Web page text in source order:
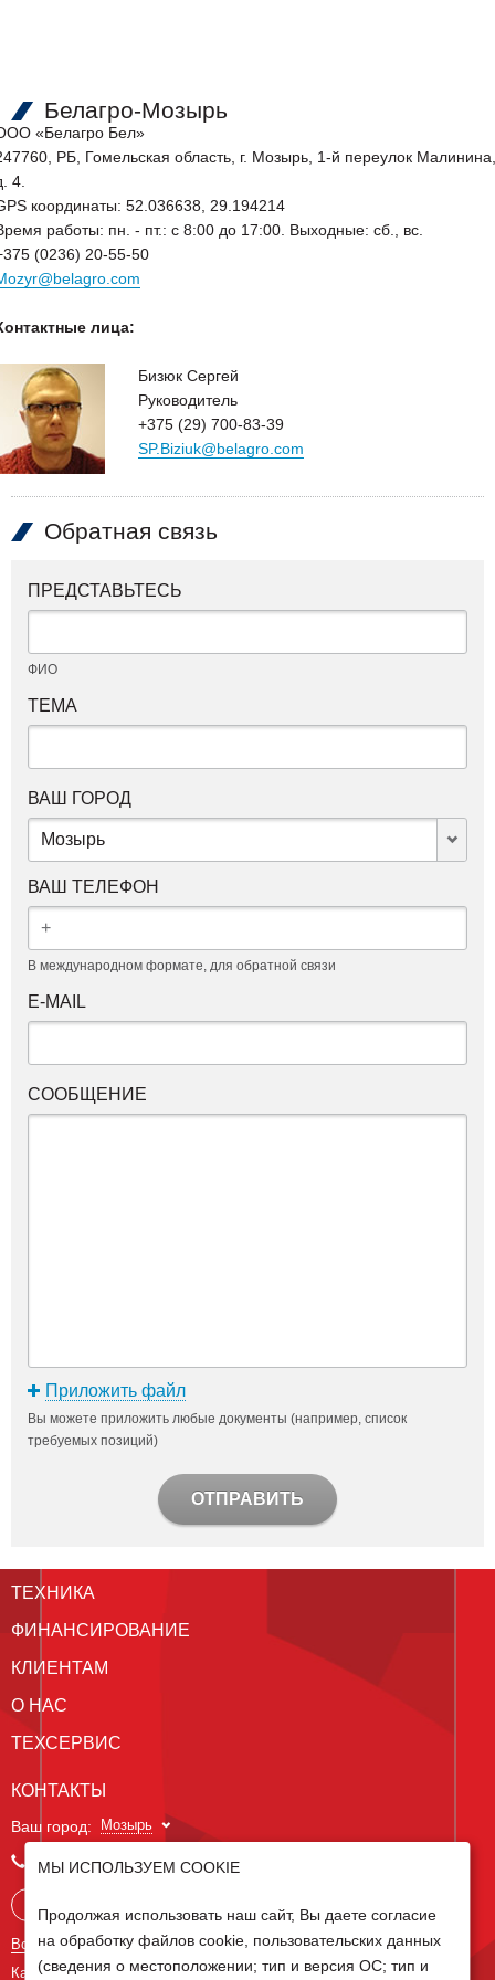
Белагро-Мозырь
«Белагро Бел»
РБ, Гомельская область, г. Мозырь, 1-й переулок Малинина,
4.
координаты: 52.036638, 29.194214
работы: пн. - пт.: с 8:00 до 17:00. Выходные: сб., вс.
(0236) 20-55-50
лица:
Бизюк Сергей
Руководитель
+375 (29) 700-83-39
SP.Biziuk@belagro.com
Обратная связь
ПРЕДСТАВЬТЕСЬ
ФИО
ТЕМА
ВАШ ГОРОД
Мозырь
ВАШ ТЕЛЕФОН
В международном формате, для обратной связи
E-MAIL
СООБЩЕНИЕ
Приложить файл
Вы можете приложить любые документы (например, список
требуемых позиций)
ОТПРАВИТЬ
ТЕХНИКА
ФИНАНСИРОВАНИЕ
КЛИЕНТАМ
О НАС
ТЕХСЕРВИС
КОНТАКТЫ
Ваш город: Мозырь
+375 236 20-55-50
Все контакты
Карта сайта
МЫ ИСПОЛЬЗУЕМ COOKIE
Продолжая использовать наш сайт, Вы даете согласие
на обработку файлов cookie, пользовательских данных
(сведения о местоположении; тип и версия ОС; тип и